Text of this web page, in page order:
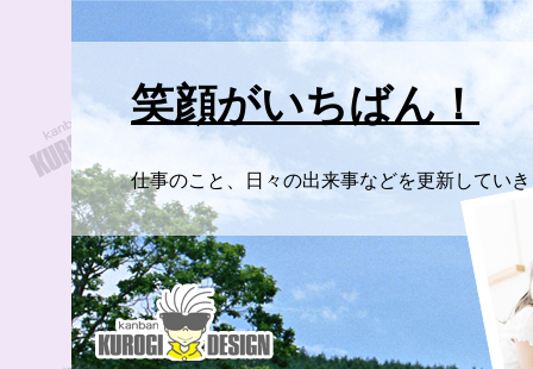
笑顔がいちばん！
仕事のこと、日々の出来事などを更新してい